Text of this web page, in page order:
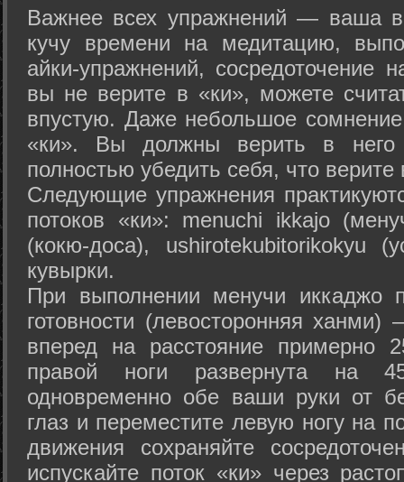
Важнее всех упражнений — ваша
кучу времени на медитацию,
айки-упражнений, сосредоточение
вы не верите в «ки», можете
впустую. Даже небольшое сомнение
«ки». Вы должны верить в
полностью убедить себя, что верите
Следующие упражнения
потоков «ки»: menuchi ikkajo
(кокю-доса), ushiro­tekubitori­kokyu
кувырки.
При выполнении менучи иккаджо
готовности (левосторонняя
вперед на расстояние примерно
правой ноги развернута на
одновременно обе ваши руки от
глаз и переместите левую ногу на
движения сохраняйте
испускайте поток «ки» через